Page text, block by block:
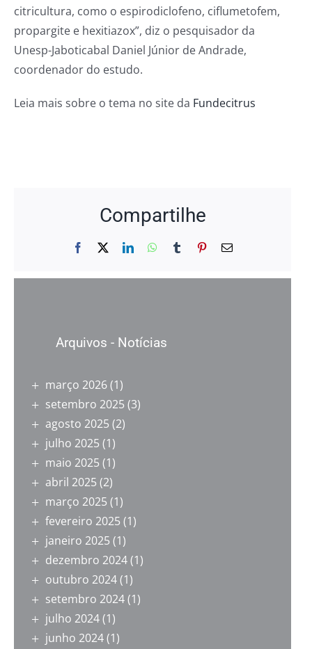
citricultura, como o espirodiclofeno, ciflumetofem,
propargite e hexitiazox”, diz o pesquisador da
Unesp-Jaboticabal Daniel Júnior de Andrade,
coordenador do estudo.
Leia mais sobre o tema no site da Fundecitrus
Compartilhe
Facebook LinkedInWhatsApp
Tumblr Pinterest
E-
Arquivos - Notícias
março 2026(1)
setembro 2025 (3)
agosto 2025 (2)
julho 2025 (1)
maio 2025 (1)
abril 2025 (2)
março 2025 (1)
fevereiro 2025 (1)
janeiro 2025 (1)
dezembro 2024(1)
outubro 2024(1)
setembro 2024(1)
julho 2024(1)
junho 2024(1)